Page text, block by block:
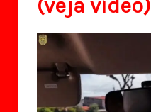
(veja vídeo)